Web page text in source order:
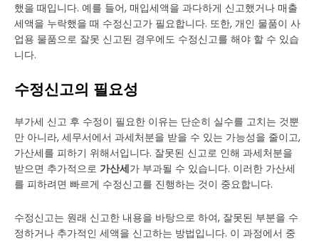
했을 때입니다. 예를 들어, 매입세액을 과다하게 신고했거나 매출
세액을 누락했을 때 수정신고가 필요합니다. 또한, 개인 물품이 사
업용 물품으로 잘못 신고된 경우에도 수정신고를 해야 할 수 있습
니다.
수정신고의 필요성
부가세 신고 후 수정이 필요한 이유는 단순히 실수를 고치는 것뿐
만 아니라, 세무서에서 과세처분을 받을 수 있는 가능성을 줄이고,
가산세를 피하기 위해서입니다. 잘못된 신고로 인해 과세처분을
받으면 추가적으로 가산세가 부과될 수 있습니다. 이러한 가산세
를 피하려면 빠르게 수정신고를 진행하는 것이 중요합니다.
수정신고는 원래 신고한 내용을 바탕으로 하여, 잘못된 부분을 수
정하거나 추가적인 세액을 신고하는 방법입니다. 이 과정에서 중